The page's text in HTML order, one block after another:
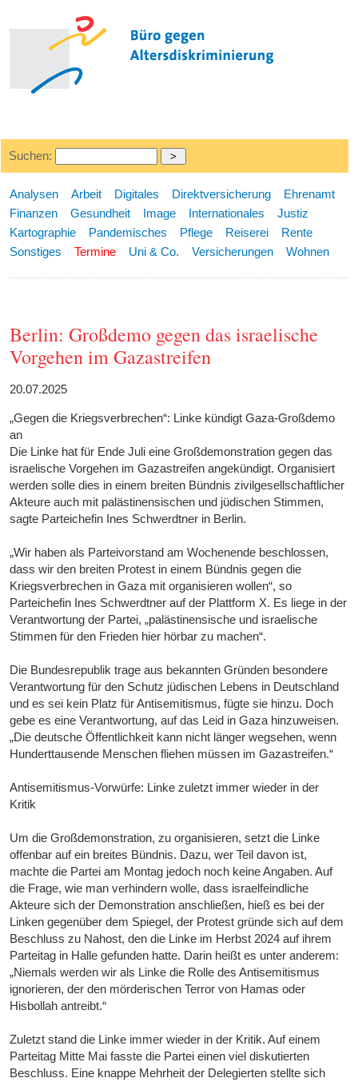
Suchen:
Analysen Arbeit Digitales Direktversicherung
Ehrenamt
Finanzen
Gesundheit Image Internationales
Justiz
Kartographie
Pandemisches Pflege Reiserei
Rente
Sonstiges
Termine Uni & Co. Versicherungen Wohnen
Berlin: Großdemo gegen das israelische
Vorgehen im Gazastreifen
20.07.2025
„Gegen die Kriegsverbrechen“: Linke kündigt Gaza-Großdemo
an
Die Linke hat für Ende Juli eine Großdemonstration gegen das
israelische Vorgehen im Gazastreifen angekündigt. Organisiert
werden solle dies in einem breiten Bündnis zivilgesellschaftlicher
Akteure auch mit palästinensischen und jüdischen Stimmen,
sagte Parteichefin Ines Schwerdtner in Berlin.
„Wir haben als Parteivorstand am Wochenende beschlossen,
dass wir den breiten Protest in einem Bündnis gegen die
Kriegsverbrechen in Gaza mit organisieren wollen“, so
Parteichefin Ines Schwerdtner auf der Plattform X. Es liege in der
Verantwortung der Partei, „palästinensische und israelische
Stimmen für den Frieden hier hörbar zu machen“.
Die Bundesrepublik trage aus bekannten Gründen besondere
Verantwortung für den Schutz jüdischen Lebens in Deutschland
und es sei kein Platz für Antisemitismus, fügte sie hinzu. Doch
gebe es eine Verantwortung, auf das Leid in Gaza hinzuweisen.
„Die deutsche Öffentlichkeit kann nicht länger wegsehen, wenn
Hunderttausende Menschen fliehen müssen im Gazastreifen.“
Antisemitismus-Vorwürfe: Linke zuletzt immer wieder in der
Kritik
Um die Großdemonstration, zu organisieren, setzt die Linke
offenbar auf ein breites Bündnis. Dazu, wer Teil davon ist,
machte die Partei am Montag jedoch noch keine Angaben. Auf
die Frage, wie man verhindern wolle, dass israelfeindliche
Akteure sich der Demonstration anschließen, hieß es bei der
Linken gegenüber dem Spiegel, der Protest gründe sich auf dem
Beschluss zu Nahost, den die Linke im Herbst 2024 auf ihrem
Parteitag in Halle gefunden hatte. Darin heißt es unter anderem:
„Niemals werden wir als Linke die Rolle des Antisemitismus
ignorieren, der den mörderischen Terror von Hamas oder
Hisbollah antreibt.“
Zuletzt stand die Linke immer wieder in der Kritik. Auf einem
Parteitag Mitte Mai fasste die Partei einen viel diskutierten
Beschluss. Eine knappe Mehrheit der Delegierten stellte sich